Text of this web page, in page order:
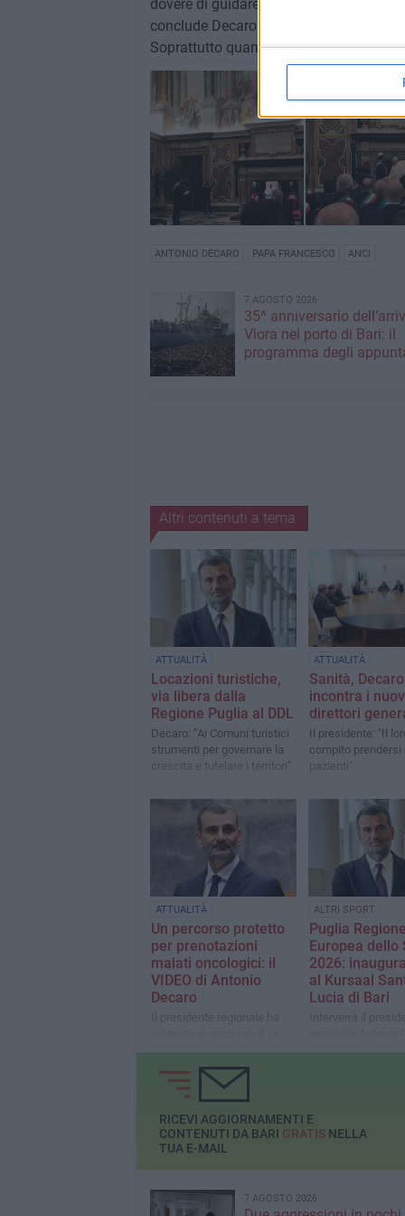
dovere di guidare e sostenere quei
conclude Decaro -. Spesso ci capita di
Soprattutto quando ci sentiamo soli».
ANTONIO DECARO PAPA FRANCESCO ANCI
7 AGOSTO 2026
35^ anniversario
Vlora nel porto di Bari: il
programma degli
Altri contenuti a tema
ATTUALITÀ
Locazioni turistiche,
via libera dalla
Regione Puglia al DDL
Decaro: “Ai Comuni turistici
strumenti per governare la
crescita e tutelare i territori”
ATTUALITÀ
Sanità, Decaro
incontra i
direttori
Il presidente: "Il
compito prendersi
pazienti"
ATTUALITÀ
Un percorso protetto
per prenotazioni
malati oncologici: il
VIDEO di Antonio
Decaro
Il presidente regionale ha
minuto cosa sta cercando di
ALTRI SPORT
Puglia Regione
Europea dello
2026:
al Kursaal
Lucia di Bari
Interverrà il
regionale Antonio
RICEVI AGGIORNAMENTI E
CONTENUTI DA BARI GRATISNELLA
TUA E-MAIL
7 AGOSTO 2026